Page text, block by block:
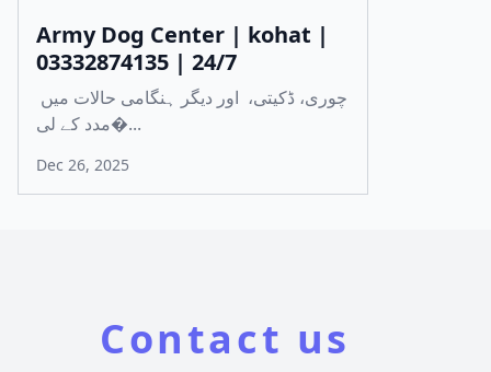
Army Dog Center | kohat |
03332874135 | 24/7
مدد کے لی�...
Dec 26, 2025
Contact us